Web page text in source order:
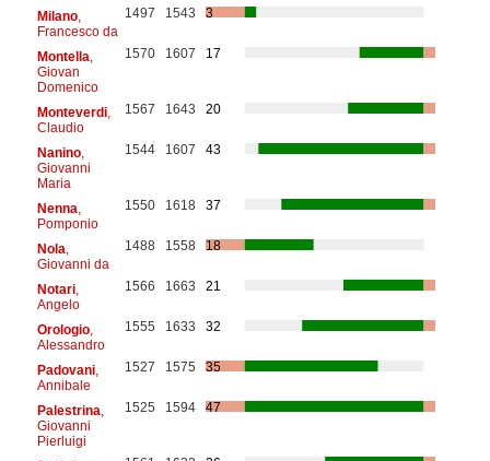
Milano,
Francesco da
1497 1543 3
Montella
Giovan
Domenico
1570 1607 17
Monteverdi,
Claudio
1567 1643 20
Nanino,
Giovanni
Maria
1544 1607 43
Nenna
Pomponio
1550 1618 37
Nola
Giovanni da
1488 1558 18
Notari,
Angelo
1566 1663 21
Orologio,
Alessandro
1555 1633 32
Padovani,
Annibale
1527 1575 35
Palestrina
Giovanni
Pierluigi
1525 1594 47